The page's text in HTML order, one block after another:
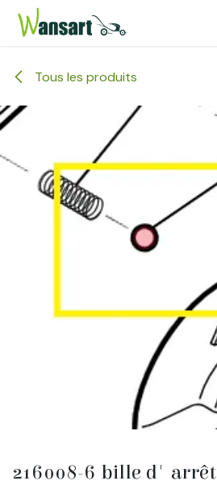
Se rendre au contenu
Tous les produits
216008-6 bille d' arrêt